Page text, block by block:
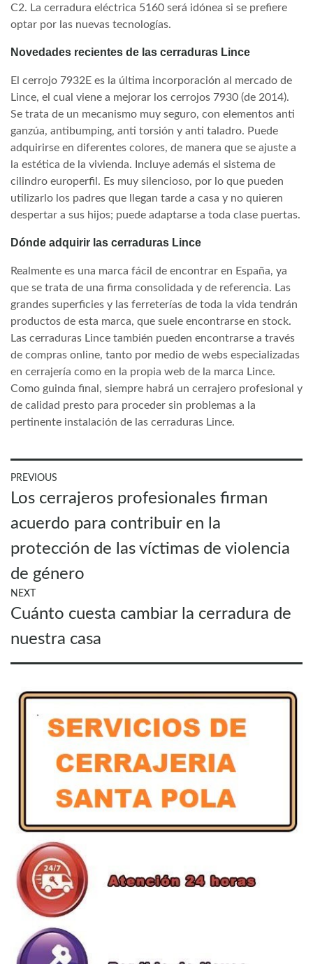
C2. La cerradura eléctrica 5160 será idónea si se prefiere
optar por las nuevas tecnologías.
Novedades recientes de las cerraduras Lince
El cerrojo 7932E es la última incorporación al mercado de
Lince, el cual viene a mejorar los cerrojos 7930 (de 2014).
Se trata de un mecanismo muy seguro, con elementos anti
ganzúa, antibumping, anti torsión y anti taladro. Puede
adquirirse en diferentes colores, de manera que se ajuste a
la estética de la vivienda. Incluye además el sistema de
cilindro europerfil. Es muy silencioso, por lo que pueden
utilizarlo los padres que llegan tarde a casa y no quieren
despertar a sus hijos; puede adaptarse a toda clase puertas.
Dónde adquirir las cerraduras Lince
Realmente es una marca fácil de encontrar en España, ya
que se trata de una firma consolidada y de referencia. Las
grandes superficies y las ferreterías de toda la vida tendrán
productos de esta marca, que suele encontrarse en stock.
Las cerraduras Lince también pueden encontrarse a través
de compras online, tanto por medio de webs especializadas
en cerrajería como en la propia web de la marca Lince.
Como guinda final, siempre habrá un cerrajero profesional y
de calidad presto para proceder sin problemas a la
pertinente instalación de las cerraduras Lince.
Navegación
de
entradas
PREVIOUS
Previous
Los cerrajeros profesionales firman
acuerdo para contribuir en la
protección de las víctimas de violencia
de género
NEXT
Next
Cuánto cuesta cambiar la cerradura de
nuestra casa